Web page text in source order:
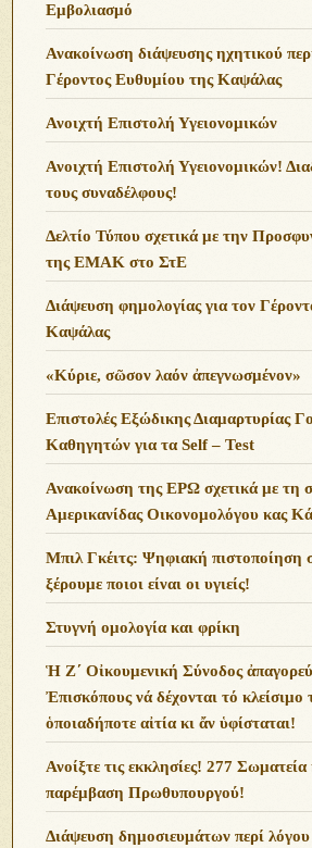
Εμβολιασμό
Ανακοίνωση διάψευσης ηχητικού
Γέροντος Ευθυμίου της Καψάλας
Ανοιχτή Επιστολή Υγειονομικών
Ανοιχτή Επιστολή Υγειονομικών!
τους συναδέλφους!
Δελτίο Τύπου σχετικά με την
της ΕΜΑΚ στο ΣτΕ
Διάψευση φημολογίας για τον
Καψάλας
«Κύριε, σῶσον λαόν ἀπεγνωσμένον»
Επιστολές Εξώδικης Διαμαρτυρίας
Καθηγητών για τα Self – Test
Ανακοίνωση της ΕΡΩ σχετικά με τη
Αμερικανίδας Οικονομολόγου κας
Μπιλ Γκέιτς: Ψηφιακή πιστοποίηση
ξέρουμε ποιοι είναι οι υγιείς!
Στυγνή ομολογία και φρίκη
Ἡ Ζ΄ Οἰκουμενική Σύνοδος
Ἐπισκόπους νά δέχονται τό
ὁποιαδήποτε αἰτία κι ἄν ὑφίσταται!
Ανoίξτε τις εκκλησίες! 277
παρέμβαση Πρωθυπουργού!
Διάψευση δημοσιευμάτων περί